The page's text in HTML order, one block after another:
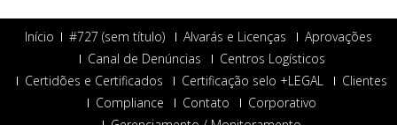
Início #727 (sem título) Alvarás e Licenças
Aprovações
Canal de Denúncias
Centros Logísticos
Certidões e Certificados
Certificação selo +LEGAL
Clientes
Compliance
Contato
Corporativo